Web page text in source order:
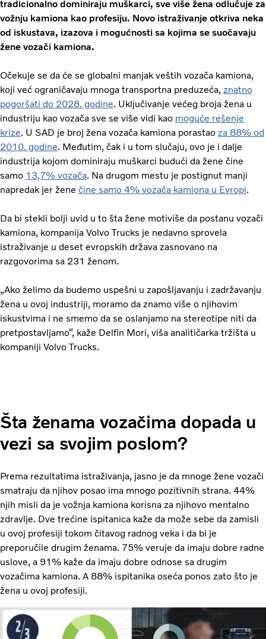
tradicionalno dominiraju muškarci, sve više žena odlučuje za
vožnju kamiona kao profesiju. Novo istraživanje otkriva neka
od iskustava, izazova i mogućnosti sa kojima se suočavaju
žene vozači kamiona.
Očekuje se da će se globalni manjak veštih vozača kamiona,
koji već ograničavaju mnoga transportna preduzeća, znatno
pogoršati do 2028. godine. Uključivanje većeg broja žena u
industriju kao vozača sve se više vidi kao moguće rešenje
krize. U SAD je broj žena vozača kamiona porastao za 88% od
2010. godine. Međutim, čak i u tom slučaju, ovo je i dalje
industrija kojom dominiraju muškarci budući da žene čine
samo 13,7% vozača. Na drugom mestu je postignut manji
napredak jer žene čine samo 4% vozača kamiona u Evropi.
Da bi stekli bolji uvid u to šta žene motiviše da postanu vozači
kamiona, kompanija Volvo Trucks je nedavno sprovela
istraživanje u deset evropskih država zasnovano na
razgovorima sa 231 ženom.
„Ako želimo da budemo uspešni u zapošljavanju i zadržavanju
žena u ovoj industriji, moramo da znamo više o njihovim
iskustvima i ne smemo da se oslanjamo na stereotipe niti da
pretpostavljamo“, kaže Delfin Mori, viša analitičarka tržišta u
kompaniji Volvo Trucks.
Šta ženama vozačima dopada u
vezi sa svojim poslom?
Prema rezultatima istraživanja, jasno je da mnoge žene vozači
smatraju da njihov posao ima mnogo pozitivnih strana. 44%
njih misli da je vožnja kamiona korisna za njihovo mentalno
zdravlje. Dve trećine ispitanica kaže da može sebe da zamisli
u ovoj profesiji tokom čitavog radnog veka i da bi je
preporučile drugim ženama. 75% veruje da imaju dobre radne
uslove, a 91% kaže da imaju dobre odnose sa drugim
vozačima kamiona. A 88% ispitanika oseća ponos zato što je
žena u ovoj profesiji.